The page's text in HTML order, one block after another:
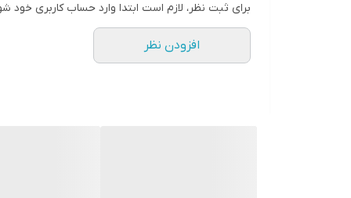
برای ثبت نظر، لازم است ابتدا وارد حساب کاربری خود
افزودن نظر